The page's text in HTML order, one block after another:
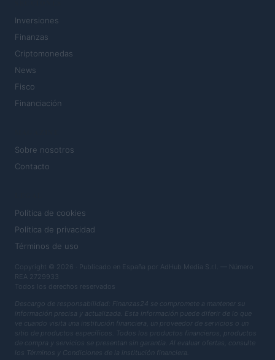
Inversiones
Finanzas
Criptomonedas
News
Fisco
Financiación
Sobre nosotros
Contacto
Política de cookies
Política de privacidad
Términos de uso
Copyright © 2026 · Publicado en España por AdHub Media S.r.l. — Número
REA 2729933
Todos los derechos reservados
Descargo de responsabilidad: Finanzas24 se compromete a mantener su
información precisa y actualizada. Esta información puede diferir de lo que
ve cuando visita una institución financiera, un proveedor de servicios o un
sitio de productos específicos. Todos los productos financieros, productos
de compra y servicios se presentan sin garantía. Al evaluar ofertas, consulte
los Términos y Condiciones de la institución financiera.